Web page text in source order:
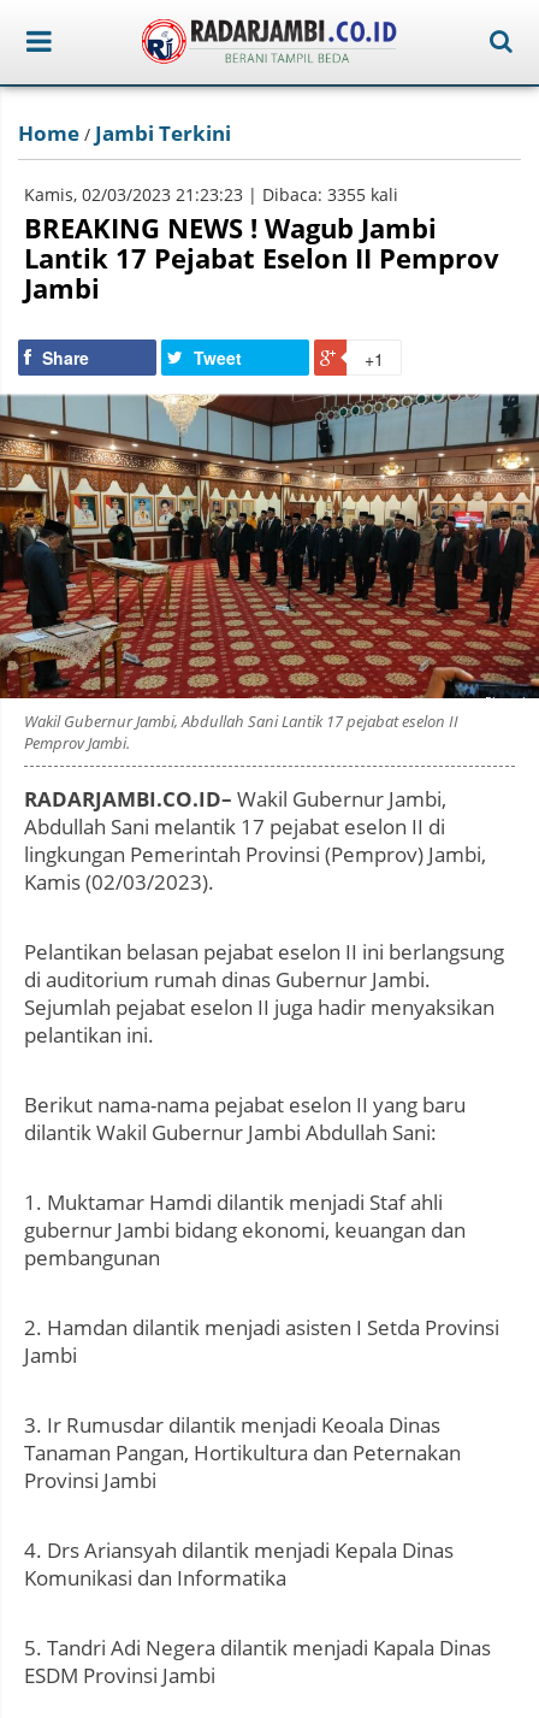
Home / Jambi Terkini
Kamis, 02/03/2023 21:23:23 | Dibaca: 3355 kali
BREAKING NEWS ! Wagub Jambi
Lantik 17 Pejabat Eselon II Pemprov
Jambi
Share Tweet +1
Photo by
Wakil Gubernur Jambi, Abdullah Sani Lantik 17 pejabat eselon II
Pemprov Jambi.
RADARJAMBI.CO.ID– Wakil Gubernur Jambi,
Abdullah Sani melantik 17 pejabat eselon II di
lingkungan Pemerintah Provinsi (Pemprov) Jambi,
Kamis (02/03/2023).
Pelantikan belasan pejabat eselon II ini berlangsung
di auditorium rumah dinas Gubernur Jambi.
Sejumlah pejabat eselon II juga hadir menyaksikan
pelantikan ini.
Berikut nama-nama pejabat eselon II yang baru
dilantik Wakil Gubernur Jambi Abdullah Sani:
1. Muktamar Hamdi dilantik menjadi Staf ahli
gubernur Jambi bidang ekonomi, keuangan dan
pembangunan
2. Hamdan dilantik menjadi asisten I Setda Provinsi
Jambi
3. Ir Rumusdar dilantik menjadi Keoala Dinas
Tanaman Pangan, Hortikultura dan Peternakan
Provinsi Jambi
4. Drs Ariansyah dilantik menjadi Kepala Dinas
Komunikasi dan Informatika
5. Tandri Adi Negera dilantik menjadi Kapala Dinas
ESDM Provinsi Jambi